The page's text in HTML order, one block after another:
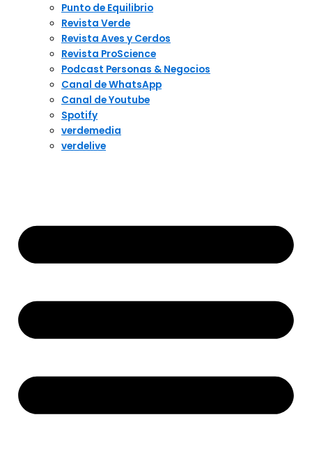
Punto de Equilibrio
Revista Verde
Revista Aves y Cerdos
Revista ProScience
Podcast Personas & Negocios
Canal de WhatsApp
Canal de Youtube
Spotify
verdemedia
verdelive